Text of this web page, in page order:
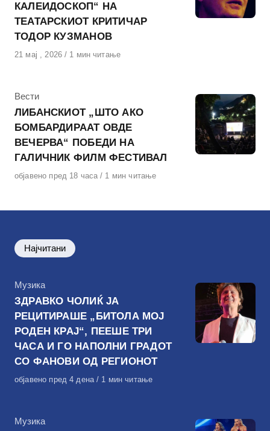
КАЛЕИДОСКОП“ НА
ТЕАТАРСКИОТ КРИТИЧАР
ТОДОР КУЗМАНОВ
Објавено
21 мај , 2026 1 мин читање
КАтегорија
Вести
ЛИБАНСКИОТ „ШТО АКО
БОМБАРДИРААТ ОВДЕ
ВЕЧЕРВА“ ПОБЕДИ НА
ГАЛИЧНИК ФИЛМ ФЕСТИВАЛ
Објавено
објавено пред 18 часа 1 мин читање
Најчитани
КАтегорија
Музика
ЗДРАВКО ЧОЛИЌ ЈА
РЕЦИТИРАШЕ „БИТОЛА МОЈ
РОДЕН КРАЈ“, ПЕЕШЕ ТРИ
ЧАСА И ГО НАПОЛНИ ГРАДОТ
СО ФАНОВИ ОД РЕГИОНОТ
Објавено
објавено пред 4 дена 1 мин читање
КАтегорија
Музика